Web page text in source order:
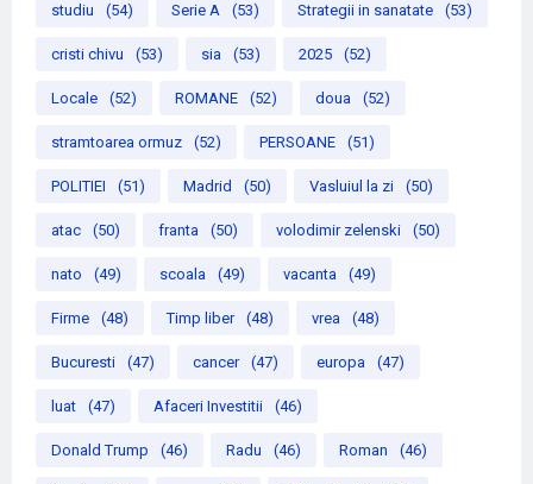
studiu (54) Serie A (53) Strategii in sanatate (53)
cristi chivu (53) sia (53) 2025 (52)
Locale (52) ROMANE (52) doua (52)
stramtoarea ormuz (52) PERSOANE (51)
POLITIEI (51) Madrid (50) Vasluiul la zi (50)
atac (50) franta (50) volodimir zelenski (50)
nato (49) scoala (49) vacanta (49)
Firme (48) Timp liber (48) vrea (48)
Bucuresti (47) cancer (47) europa (47)
luat (47) Afaceri Investitii (46)
Donald Trump (46) Radu (46) Roman (46)